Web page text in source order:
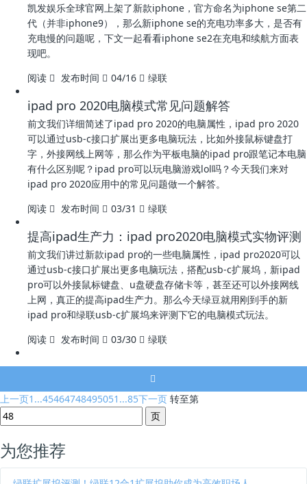
凯发娱乐全球官网上架了新款iphone，官方命名为iphone se第二
代（并非iphone9），那么新iphone se的充电功率多大，是否有
充电慢的问题呢，下文一起看看iphone se2在充电和续航方面表
现吧。
阅读
发布时间 04/16 绿联
ipad pro 2020电脑模式常见问题解答
前文我们详细简述了ipad pro 2020的电脑属性，ipad pro 2020
可以通过usb-c接口扩展出更多电脑玩法，比如外接鼠标键盘打
字，外接网线上网等，那么作为平板电脑的ipad pro跟笔记本电脑
有什么区别呢？ipad pro可以玩电脑游戏lol吗？今天我们来对
ipad pro 2020应用中的常见问题做一个解答。
阅读
发布时间 03/31 绿联
提高ipad生产力：ipad pro2020电脑模式实物评测
前文我们讲过新款ipad pro的一些电脑属性，ipad pro2020可以
通过usb-c接口扩展出更多电脑玩法，搭配usb-c扩展坞，新ipad
pro可以外接鼠标键盘、u盘硬盘存储卡等，甚至还可以外接网线
上网，真正的提高ipad生产力。那么今天绿豆就用刚到手的新
ipad pro和绿联usb-c扩展坞来评测下它的电脑模式玩法。
阅读
发布时间 03/30 绿联
上一页1...45464748495051 ...85下一页 转至第
为您推荐